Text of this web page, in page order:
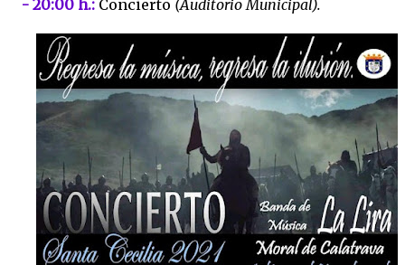
- 20:00 h.: Concierto (Auditorio Municipal).